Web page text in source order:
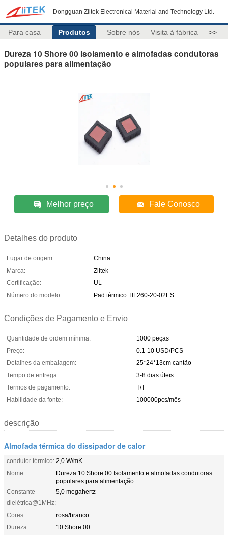
Dongguan Ziitek Electronical Material and Technology Ltd.
Para casa Produtos Sobre nós Visita à fábrica >>
Dureza 10 Shore 00 Isolamento e almofadas condutoras
populares para alimentação
Melhor preço Fale Conosco
Detalhes do produto
Lugar de origem:
China
Marca:
Ziitek
Certificação:
UL
Número do modelo:
Pad térmico TIF260-20-02ES
Condições de Pagamento e Envio
Quantidade de ordem mínima:
1000 peças
Preço:
0.1-10 USD/PCS
Detalhes da embalagem:
25*24*13cm cantão
Tempo de entrega:
3-8 dias úteis
Termos de pagamento:
T/T
Habilidade da fonte:
100000pcs/mês
descrição
Almofada térmica do dissipador de calor
condutor térmico: 2,0 W/mK
Nome:
Dureza 10 Shore 00 Isolamento e almofadas condutoras
populares para alimentação
Constante
dielétrica@1MHz:
5,0 megahertz
Cores:
rosa/branco
Dureza:
10 Shore 00